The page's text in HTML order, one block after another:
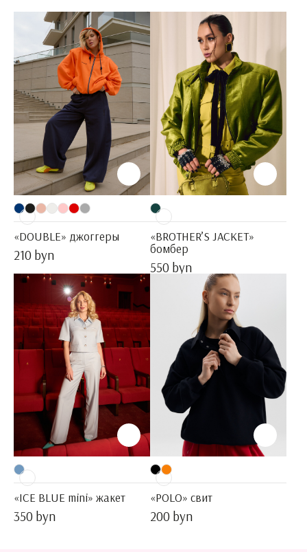
«DOUBLE» джоггеры
210 byn
«BROTHER’S JACKET»
бомбер
550 byn
«ICE BLUE mini» жакет
350 byn
«POLO» свит
200 byn